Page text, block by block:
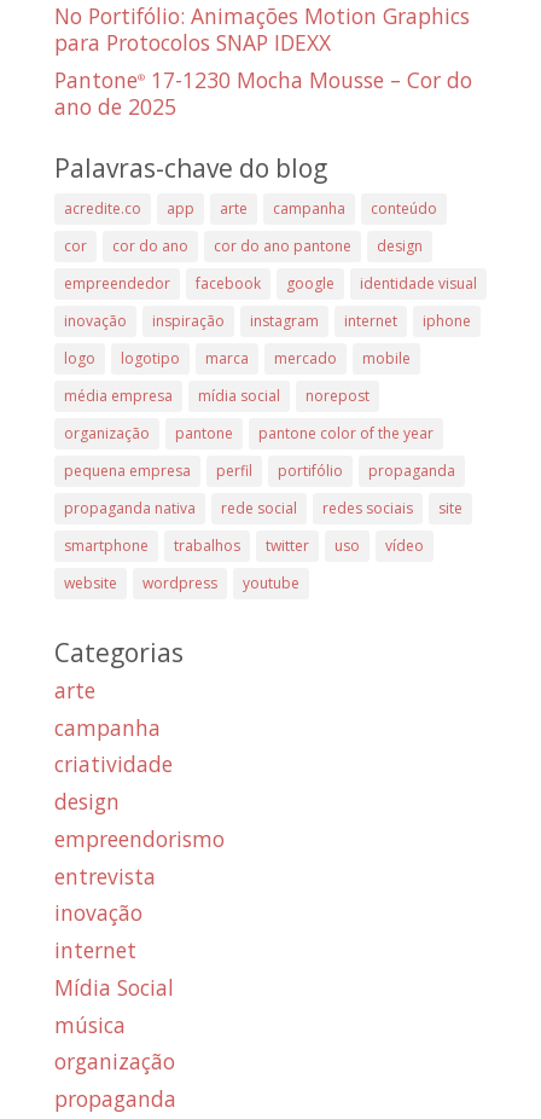
No Portifólio: Animações Motion Graphics
para Protocolos SNAP IDEXX
Pantone®17-1230 Mocha Mousse – Cor do
ano de 2025
Palavras-chave do blog
acredite.co app arte campanha
conteúdo
cor
cor do ano cor do ano pantone
design
empreendedor
facebook google
identidade visual
inovação
inspiração instagram internet
iphone
logo
logotipo marca mercado
mobile
média empresa
mídia social
norepost
organização
pantone
pantone color of the year
pequena empresa
perfil portifólio
propaganda
propaganda nativa
rede social redes sociais
site
smartphone
trabalhos twitter uso
vídeo
website
wordpress youtube
Categorias
arte
campanha
criatividade
design
empreendorismo
entrevista
inovação
internet
Mídia Social
música
organização
propaganda